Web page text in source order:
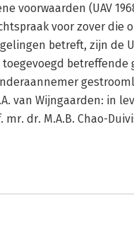
voorwaarden (UAV
voor zover die
betreft, zijn de
betreffende
van Wijngaarden: in
dr. M.A.B. Chao-